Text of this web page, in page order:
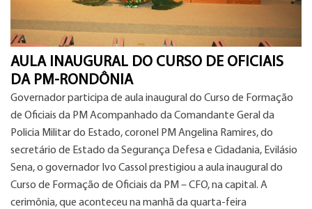
AULA INAUGURAL DO CURSO DE OFICIAIS
DA PM-RONDÔNIA
Governador participa de aula inaugural do Curso de Formação
de Oficiais da PM Acompanhado da Comandante Geral da
Policia Militar do Estado, coronel PM Angelina Ramires, do
secretário de Estado da Segurança Defesa e Cidadania, Evilásio
Sena, o governador Ivo Cassol prestigiou a aula inaugural do
Curso de Formação de Oficiais da PM – CFO, na capital. A
cerimônia, que aconteceu na manhã da quarta-feira